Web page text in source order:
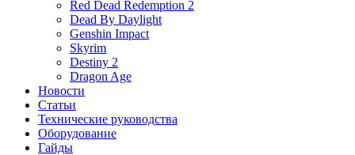
Red Dead Redemption 2
Dead By Daylight
Genshin Impact
Skyrim
Destiny 2
Dragon Age
Новости
Статьи
Технические руководства
Оборудование
Гайды